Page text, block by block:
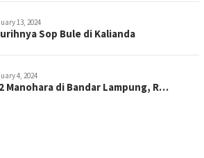
13, 2024
Sop Bule di Kalianda
4, 2024
Manohara di Bandar Lampung, R…